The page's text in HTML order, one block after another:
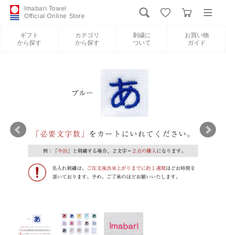
Imabari Towel
Official Online Store
ギフト
から探す
カテゴリ
から探す
刺繍に
ついて
お買い物
ガイド
新規会員登録
刺繍について
お買い物ガイド